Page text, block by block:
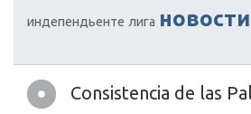
индепендьенте лига новости
Consistencia de las